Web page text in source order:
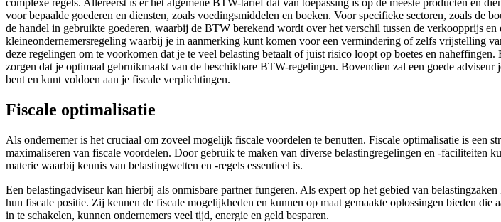
voor bepaalde goederen en diensten, zoals voedingsmiddelen en boeken. Voor specifieke sectoren, zoals
de handel in gebruikte goederen, waarbij de BTW berekend wordt over het verschil tussen de verkoopprijs
kleineondernemersregeling waarbij je in aanmerking kunt komen voor een vermindering of zelfs vrijstelling
deze regelingen om te voorkomen dat je te veel belasting betaalt of juist risico loopt op boetes en
zorgen dat je optimaal gebruikmaakt van de beschikbare BTW-regelingen. Bovendien zal een goede
bent en kunt voldoen aan je fiscale verplichtingen.
Fiscale optimalisatie
Als ondernemer is het cruciaal om zoveel mogelijk fiscale voordelen te benutten. Fiscale optimalisatie is een
maximaliseren van fiscale voordelen. Door gebruik te maken van diverse belastingregelingen en -faciliteiten
materie waarbij kennis van belastingwetten en -regels essentieel is.
Een belastingadviseur kan hierbij als onmisbare partner fungeren. Als expert op het gebied van
hun fiscale positie. Zij kennen de fiscale mogelijkheden en kunnen op maat gemaakte oplossingen bieden
in te schakelen, kunnen ondernemers veel tijd, energie en geld besparen.